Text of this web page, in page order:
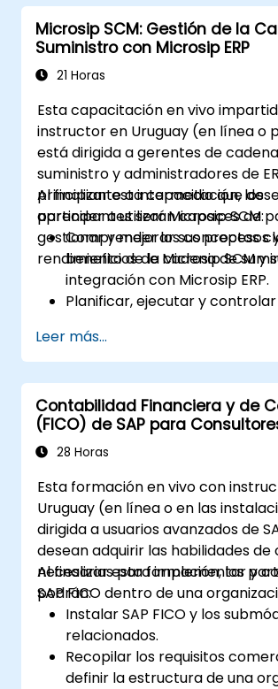
Microsip SCM: Gestión de la
Suministro con Microsip ERP
21 Horas
Esta capacitación en vivo
instructor en Uruguay (en línea o
está dirigida a gerentes de
suministro y administradores de
principiante a intermedio que
aprender a utilizar Microsip SCM
gestionar y mejorar sus procesos
rendimiento de la cadena de
Al finalizar esta capacitación, los
participantes serán capaces de:
Comprender los conceptos
beneficios de Microsip SCM y
integración con Microsip ERP.
Planificar, ejecutar y controlar
utilizando Microsip SCM.
Monitorear y analizar el
cadena de suministro e
oportunidades de mejora.
Colaborar y comunicarse con
proveedores, clientes y socios.
Leer más...
Contabilidad Financiera y de
(FICO) de SAP para
28 Horas
Esta formación en vivo con
Uruguay (en línea o en las
dirigida a usuarios avanzados de
desean adquirir las habilidades
necesarias para implementar y
SAP FICO dentro de una
Al finalizar esta formación, los
podrán:
Instalar SAP FICO y los
relacionados.
Recopilar los requisitos
definir la estructura de una